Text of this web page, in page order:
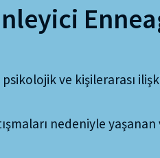
psikolojik ve kişilerarası
nedeniyle